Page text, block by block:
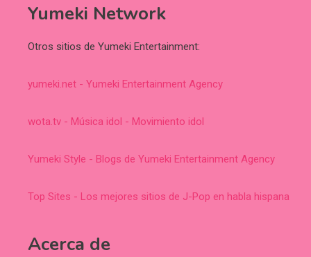
Yumeki Network
Otros sitios de Yumeki Entertainment:
yumeki.net - Yumeki Entertainment Agency
wota.tv - Música idol - Movimiento idol
Yumeki Style - Blogs de Yumeki Entertainment Agency
Top Sites - Los mejores sitios de J-Pop en habla hispana
Acerca de